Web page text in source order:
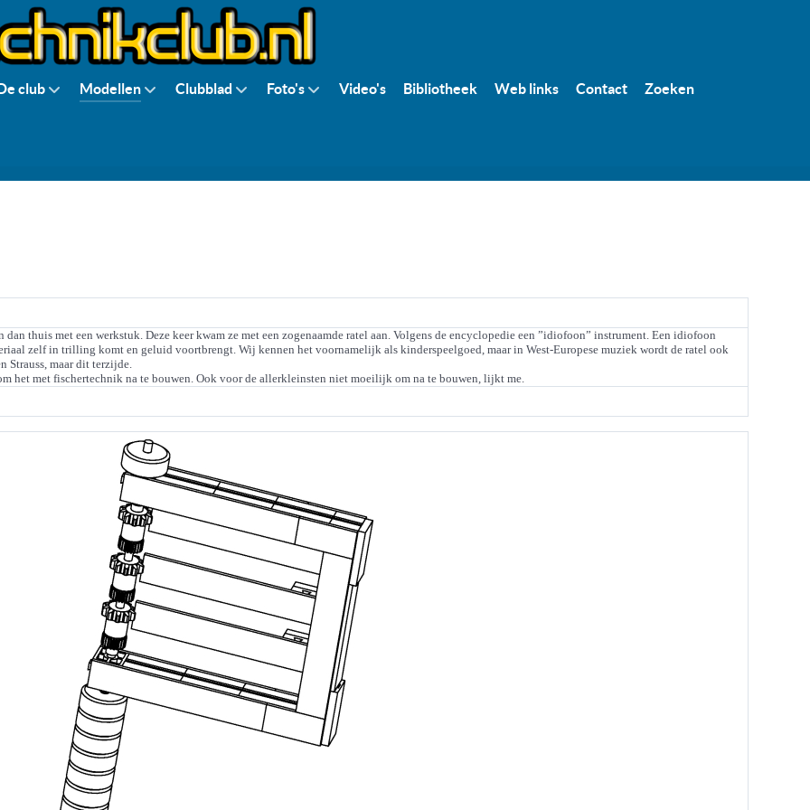
club Modellen Clubblad Foto's Video's Bibliotheek Web links Contact Zoeken
thuis met een werkstuk. Deze keer kwam ze met een zogenaamde ratel aan. Volgens de encyclopedie een ”idiofoon” instrument. Een idiofoon
zelf in trilling komt en geluid voortbrengt. Wij kennen het voornamelijk als kinderspeelgoed, maar in West-Europese muziek wordt de ratel ook
Strauss, maar dit terzijde.
het met fischertechnik na te bouwen. Ook voor de allerkleinsten niet moeilijk om na te bouwen, lijkt me.